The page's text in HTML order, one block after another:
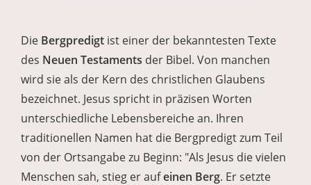
Die Bergpredigt ist einer der bekanntesten Texte
des Neuen Testaments der Bibel. Von manchen
wird sie als der Kern des christlichen Glaubens
bezeichnet. Jesus spricht in präzisen Worten
unterschiedliche Lebensbereiche an. Ihren
traditionellen Namen hat die Bergpredigt zum Teil
von der Ortsangabe zu Beginn: "Als Jesus die vielen
Menschen sah, stieg er aufeinen Berg. Er setzte